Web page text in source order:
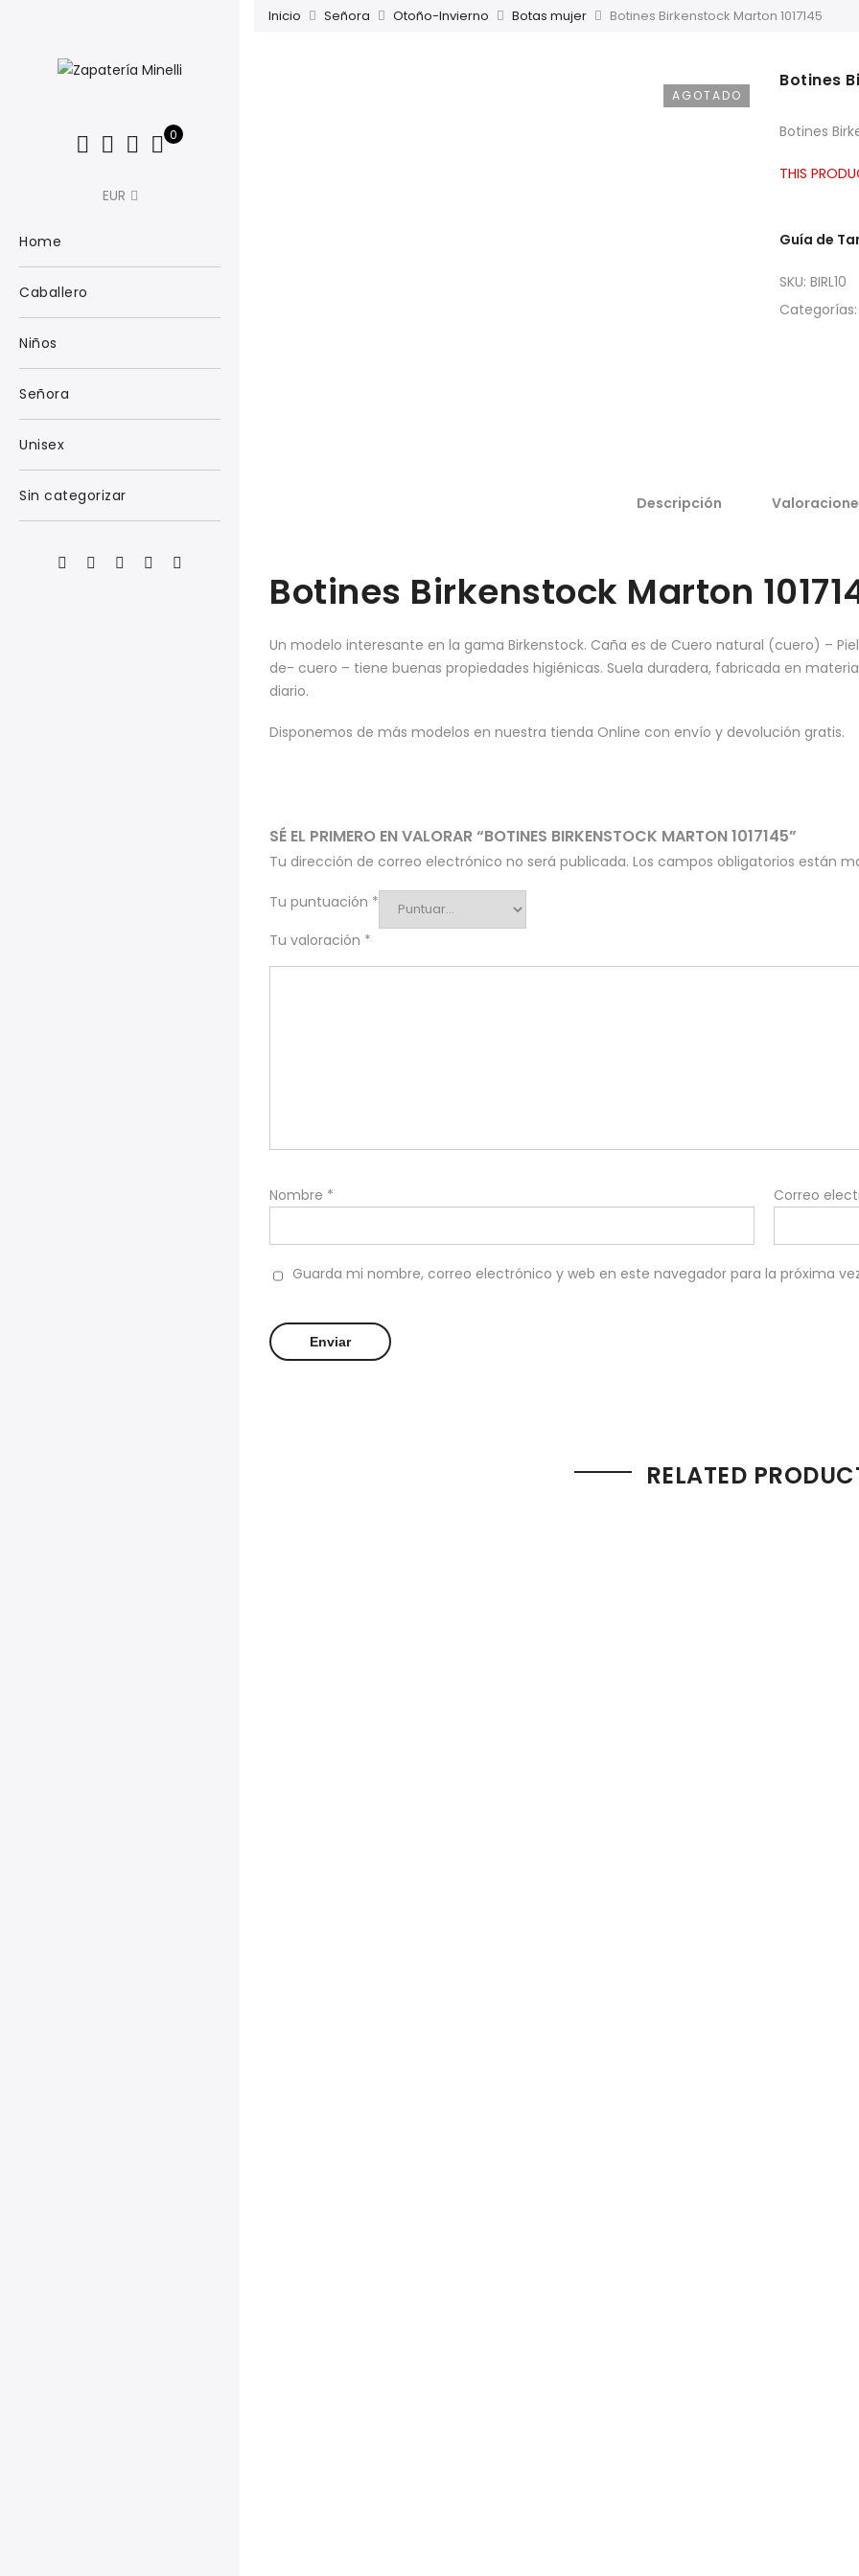
0
EUR
Home
Caballero
Niños
Señora
Unisex
Sin categorizar
Inicio Señora Otoño-Invierno Botas mujer Botines Birkenstock Marton 1017145
AGOTADO
Botines
Botines
THIS
Guía de
SKU: BIRL10
Descripción
Botines Birkenstock Marton
Un modelo interesante en la gama Birkenstock. Caña es de Cuero natural (cuero) –
de- cuero – tiene buenas propiedades higiénicas. Suela duradera, fabricada en
diario.
Disponemos de más modelos en nuestra tienda Online con envío y devolución gratis.
SÉ EL PRIMERO EN VALORAR “BOTINES BIRKENSTOCK MARTON 1017145”
Tu dirección de correo electrónico no será publicada. Los campos obligatorios están
Tu puntuación *
Tu valoración *
Nombre * Correo
Guarda mi nombre, correo electrónico y web en este navegador para la próxima
RELATED